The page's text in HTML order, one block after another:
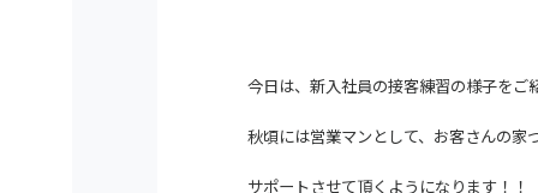
今日は、新入社員の接客練習の様子を
秋頃には営業マンとして、お客さんの家
サポートさせて頂くようになります！！